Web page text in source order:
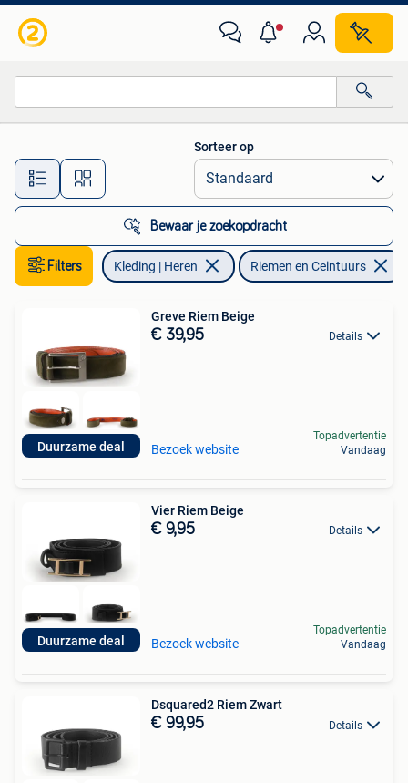
Alle afstanden…
Sorteer op
Bewaar je zoekopdracht
Filters Kleding | Heren Riemen en Ceintuurs
Duurzame deal
Greve Riem Beige
€ 39,95 Details
Bezoek website
Topadvertentie
Vandaag
Duurzame deal
Vier Riem Beige
€ 9,95 Details
Bezoek website
Topadvertentie
Vandaag
Dsquared2 Riem Zwart
€ 99,95 Details